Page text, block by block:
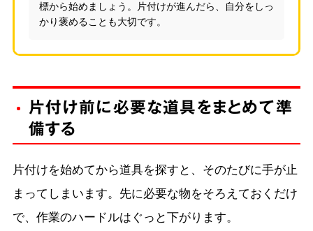
標から始めましょう。片付けが進んだら、自分をしっ
かり褒めることも大切です。
片付け前に必要な道具をまとめて準
備する
片付けを始めてから道具を探すと、そのたびに手が止
まってしまいます。先に必要な物をそろえておくだけ
で、作業のハードルはぐっと下がります。